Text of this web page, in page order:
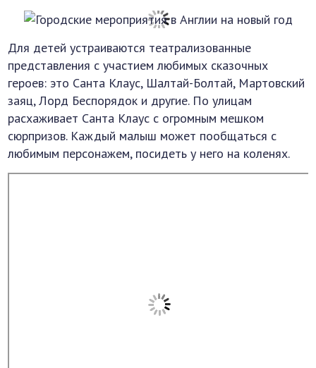
Для детей устраиваются театрализованные
представления с участием любимых сказочных
героев: это Санта Клаус, Шалтай-Болтай, Мартовский
заяц, Лорд Беспорядок и другие. По улицам
расхаживает Санта Клаус с огромным мешком
сюрпризов. Каждый малыш может пообщаться с
любимым персонажем, посидеть у него на коленях.